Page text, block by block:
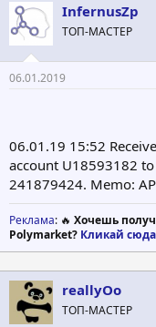
InfernusZp
ТОП-МАСТЕР
06.01.2019
06.01.19 15:52
account U18593182
241879424. Memo:
Реклама: 🔥 Хочешь
Polymarket? Кликай
reallyOo
ТОП-МАСТЕР